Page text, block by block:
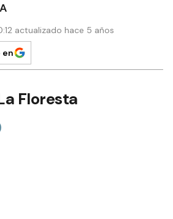
actualizado hace 5 años
en
Floresta